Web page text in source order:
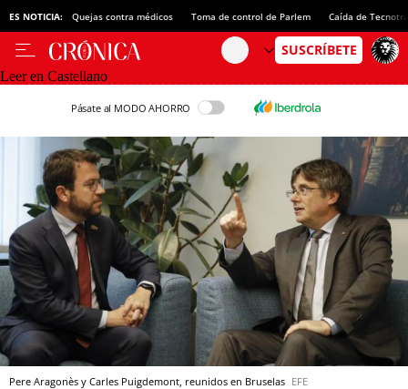
ES NOTICIA: Quejas contra médicos Toma de control de Parlem Caída de
Leer en Castellano
Pásate al MODO AHORRO
Pere Aragonès y Carles Puigdemont, reunidos en Bruselas EFE